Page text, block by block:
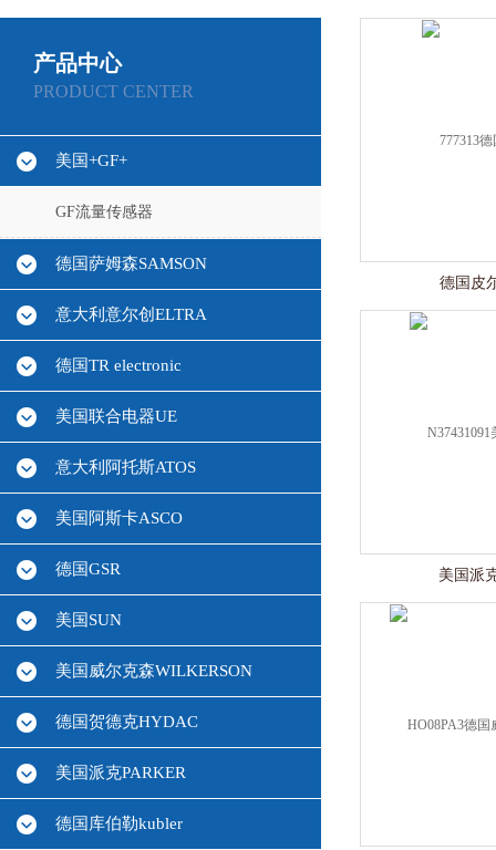
产品中心
PRODUCT CENTER
美国+GF+
GF流量传感器
德国萨姆森SAMSON
意大利意尔创ELTRA
德国TR electronic
美国联合电器UE
意大利阿托斯ATOS
美国阿斯卡ASCO
德国GSR
美国SUN
美国威尔克森WILKERSON
德国贺德克HYDAC
美国派克PARKER
德国库伯勒kubler
德国皮
美国派